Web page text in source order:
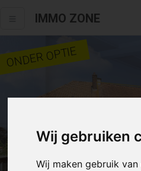
Wij gebruiken
Wij maken gebruik
IMMO ZONE
ONDER OPTIE